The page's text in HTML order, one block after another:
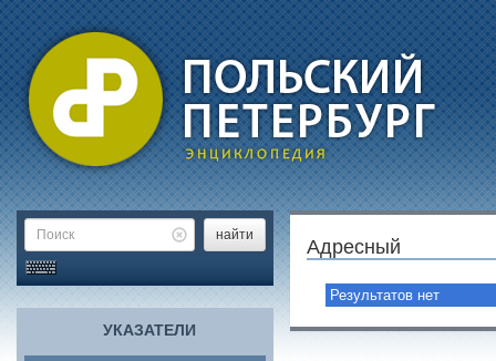
найти
УКАЗАТЕЛИ
Адресный
Результатов нет